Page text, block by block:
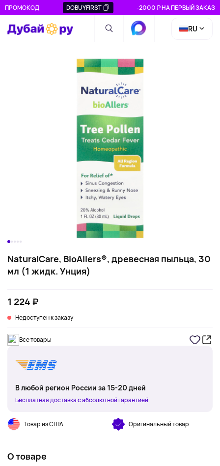
ПРОМОКОД DOBUYFIRST -2000 ₽ НА ПЕРВЫЙ ЗАКАЗ
RU
NaturalCare, BioAllers®, древесная пыльца, 30
мл (1 жидк. Унция)
1 224 ₽
Недоступен к заказу
Все товары
В любой регион России за 15-20 дней
Бесплатная доставка с абсолютной гарантией
Товар из США Оригинальный товар
О товаре